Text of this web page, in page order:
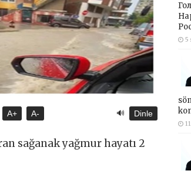
A+ A- 🔊 Dinle
sağanak yağmur hayatı 2
5